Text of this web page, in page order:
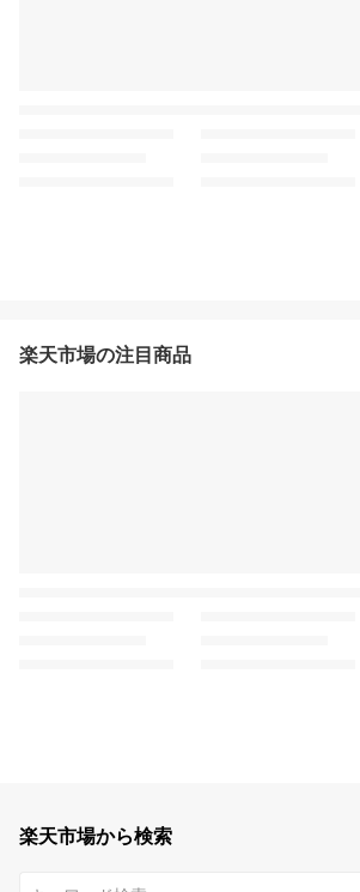
楽天市場の注目商品
楽天市場から検索